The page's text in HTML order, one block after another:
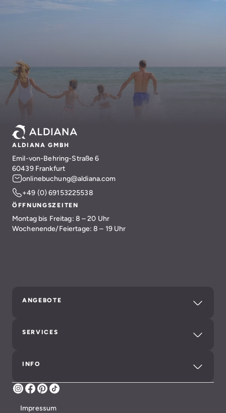
ALDIANA GMBH
Emil-von-Behring-Straße 6
60439 Frankfurt
onlinebuchung@aldiana.com
+49 (0) 69153225538
ÖFFNUNGSZEITEN
Montag bis Freitag: 8 – 20 Uhr
Wochenende/Feiertage: 8 – 19 Uhr
ANGEBOTE
SERVICES
INFO
Instagram
Facebook
Pinterest
Impressum